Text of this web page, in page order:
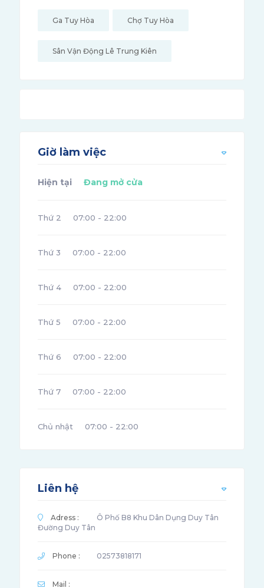
Ga Tuy Hòa Chợ Tuy Hòa
Sân Vận Động Lê Trung Kiên
Giờ làm việc
Hiện tại Đang mở cửa
Thứ 2 07:00 - 22:00
Thứ 3 07:00 - 22:00
Thứ 4 07:00 - 22:00
Thứ 5 07:00 - 22:00
Thứ 6 07:00 - 22:00
Thứ 7 07:00 - 22:00
Chủ nhật 07:00 - 22:00
Liên hệ
Adress :
Ô Phố B8 Khu Dân Dụng Duy Tân
Đường Duy Tân
Phone : 02573818171
Mail :